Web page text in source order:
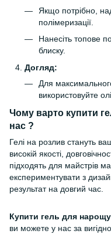
Якщо потрібно,
полімеризації.
Нанесіть топове
блиску.
Догляд:
Для
використовуйте
Чому варто купити
нас ?
Гелі на розлив стануть
високій якості,
підходять для майстрів
експериментувати з
результат на довгий час.
Купити гель для
ви можете у нас за